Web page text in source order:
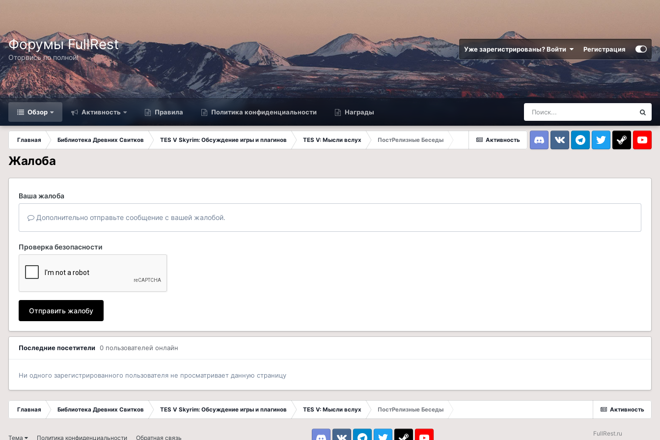
Форумы FullRest
Оторвись по полной!
Уже зарегистрированы? Войти Регистрация
Обзор Активность Правила Политика конфиденциальности Награды
Активность
Главная Библиотека Древних Свитков TES V Skyrim: Обсуждение игры и плагинов TES V: Мысли вслух
ПостРелизные Беседы
DiscordVK TelegramTwitter Steam
Жалоба
Ваша жалоба
Дополнительно отправьте сообщение с вашей жалобой.
Проверка безопасности
Отправить жалобу
Последние посетители 0 пользователей онлайн
Ни одного зарегистрированного пользователя не просматривает данную страницу
Активность
Главная Библиотека Древних Свитков TES V Skyrim: Обсуждение игры и плагинов TES V: Мысли вслух ПостРелизные Беседы
Тема Политика конфиденциальности Обратная связь
FullRest.ru